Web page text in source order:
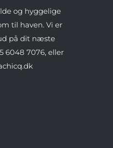
og hyggelige
til haven. Vi er
på dit næste
6048 7076, eller